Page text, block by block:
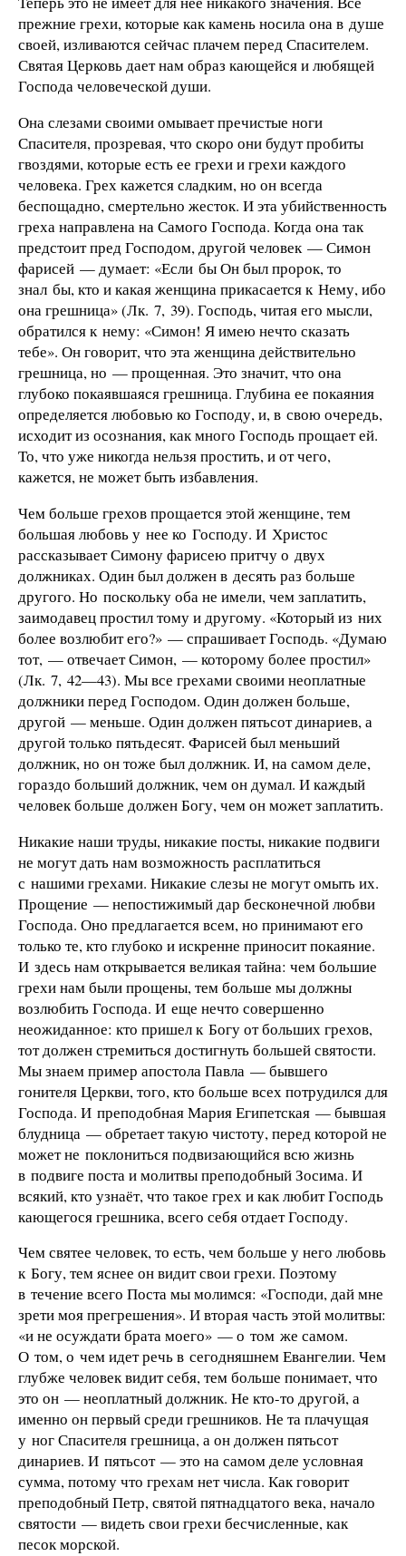
прежние грехи, которые как камень носила она в душе
своей, изливаются сейчас плачем перед Спасителем.
Святая Церковь дает нам образ кающейся и любящей
Господа человеческой души.
Она слезами своими омывает пречистые ноги
Спасителя, прозревая, что скоро они будут пробиты
гвоздями, которые есть ее грехи и грехи каждого
человека. Грех кажется сладким, но он всегда
беспощадно, смертельно жесток. И эта убийственность
греха направлена на Самого Господа. Когда она так
предстоит пред Господом, другой человек — Симон
фарисей — думает: «Если бы Он был пророк, то
знал бы, кто и какая женщина прикасается к Нему, ибо
она грешница» (Лк. 7, 39). Господь, читая его мысли,
обратился к нему: «Симон! Я имею нечто сказать
тебе». Он говорит, что эта женщина действительно
грешница, но — прощенная. Это значит, что она
глубоко покаявшаяся грешница. Глубина ее покаяния
определяется любовью ко Господу, и, в свою очередь,
исходит из осознания, как много Господь прощает ей.
То, что уже никогда нельзя простить, и от чего,
кажется, не может быть избавления.
Чем больше грехов прощается этой женщине, тем
большая любовь у нее ко Господу. И Христос
рассказывает Симону фарисею притчу о двух
должниках. Один был должен в десять раз больше
другого. Но поскольку оба не имели, чем заплатить,
заимодавец простил тому и другому. «Который из них
более возлюбит его?» — спрашивает Господь. «Думаю
тот, — отвечает Симон, — которому более простил»
(Лк. 7, 42—43). Мы все грехами своими неоплатные
должники перед Господом. Один должен больше,
другой — меньше. Один должен пятьсот динариев, а
другой только пятьдесят. Фарисей был меньший
должник, но он тоже был должник. И, на самом деле,
гораздо больший должник, чем он думал. И каждый
человек больше должен Богу, чем он может заплатить.
Никакие наши труды, никакие посты, никакие подвиги
не могут дать нам возможность расплатиться
с нашими грехами. Никакие слезы не могут омыть их.
Прощение — непостижимый дар бесконечной любви
Господа. Оно предлагается всем, но принимают его
только те, кто глубоко и искренне приносит покаяние.
И здесь нам открывается великая тайна: чем большие
грехи нам были прощены, тем больше мы должны
возлюбить Господа. И еще нечто совершенно
неожиданное: кто пришел к Богу от больших грехов,
тот должен стремиться достигнуть большей святости.
Мы знаем пример апостола Павла — бывшего
гонителя Церкви, того, кто больше всех потрудился для
Господа. И преподобная Мария Египетская — бывшая
блудница — обретает такую чистоту, перед которой не
может не поклониться подвизающийся всю жизнь
в подвиге поста и молитвы преподобный Зосима. И
всякий, кто узнаёт, что такое грех и как любит Господь
кающегося грешника, всего себя отдает Господу.
Чем святее человек, то есть, чем больше у него любовь
к Богу, тем яснее он видит свои грехи. Поэтому
в течение всего Поста мы молимся: «Господи, дай мне
зрети моя прегрешения». И вторая часть этой молитвы:
«и не осуждати брата моего» — о том же самом.
О том, о чем идет речь в сегодняшнем Евангелии. Чем
глубже человек видит себя, тем больше понимает, что
это он — неоплатный должник. Не кто-то другой, а
именно он первый среди грешников. Не та плачущая
у ног Спасителя грешница, а он должен пятьсот
динариев. И пятьсот — это на самом деле условная
сумма, потому что грехам нет числа. Как говорит
преподобный Петр, святой пятнадцатого века, начало
святости — видеть свои грехи бесчисленные, как
песок морской.